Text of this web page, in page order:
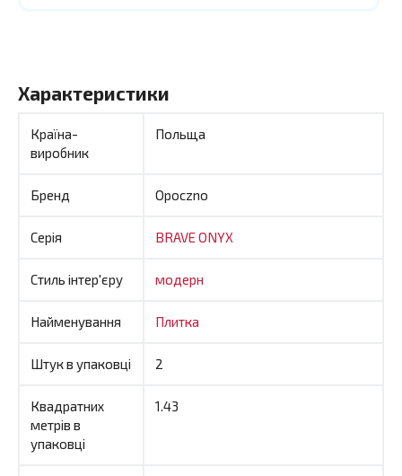
Характеристики
Країна-
виробник
Польща
Бренд Opoczno
Серія BRAVE ONYX
Стиль інтер'єру модерн
Найменування Плитка
Штук в упаковці 2
Квадратних
метрів в
упаковці
1.43